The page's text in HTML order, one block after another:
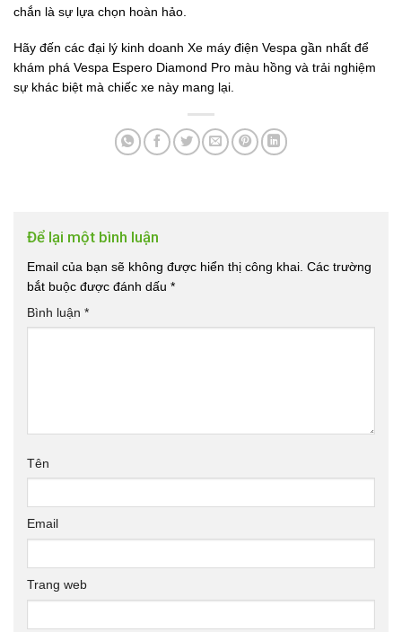
chắn là sự lựa chọn hoàn hảo.
Hãy đến các đại lý kinh doanh Xe máy điện Vespa gần nhất để
khám phá Vespa Espero Diamond Pro màu hồng và trải nghiệm
sự khác biệt mà chiếc xe này mang lại.
Để lại một bình luận
Email của bạn sẽ không được hiển thị công khai. Các trường
bắt buộc được đánh dấu *
Bình luận *
Tên
Email
Trang web